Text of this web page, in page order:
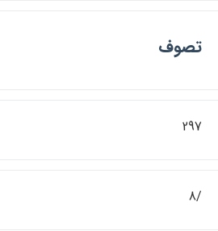
تصوف
297
/8